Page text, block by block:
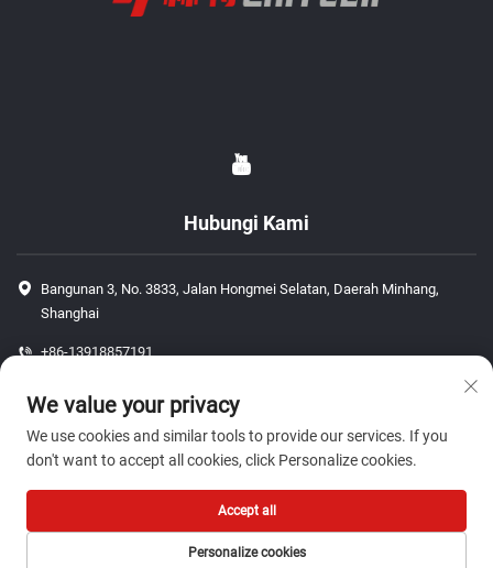
Hubungi Kami
Bangunan 3, No. 3833, Jalan Hongmei Selatan, Daerah Minhang,
Shanghai
+86-13918857191
[email protected]
Hak Cipta © 2026 ShangHai J P Auto Parts Co., Ltd. Hak Cipta
Terpelihara.-Dasar Privasi
We value your privacy
We use cookies and similar tools to provide our services. If you
don't want to accept all cookies, click Personalize cookies.
Personalize cookies
Accept all